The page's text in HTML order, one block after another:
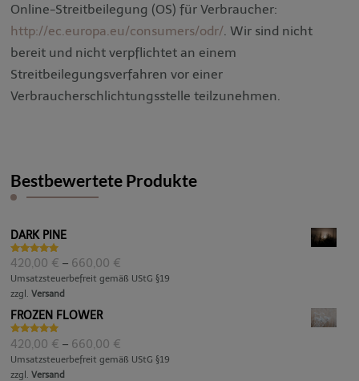
Online-Streitbeilegung (OS) für Verbraucher:
http://ec.europa.eu/consumers/odr/. Wir sind nicht
bereit und nicht verpflichtet an einem
Streitbeilegungsverfahren vor einer
Verbraucherschlichtungsstelle teilzunehmen.
Bestbewertete Produkte
DARK PINE
Bewertet
mit5.00
von 5
420,00 € – 660,00 €
420,00 €
Umsatzsteuerbefreit gemäß UStG §19
zzgl.Versand
FROZEN FLOWER
Bewertet
mit5.00
von 5
420,00 € – 660,00 €
420,00 €
Umsatzsteuerbefreit gemäß UStG §19
zzgl.Versand